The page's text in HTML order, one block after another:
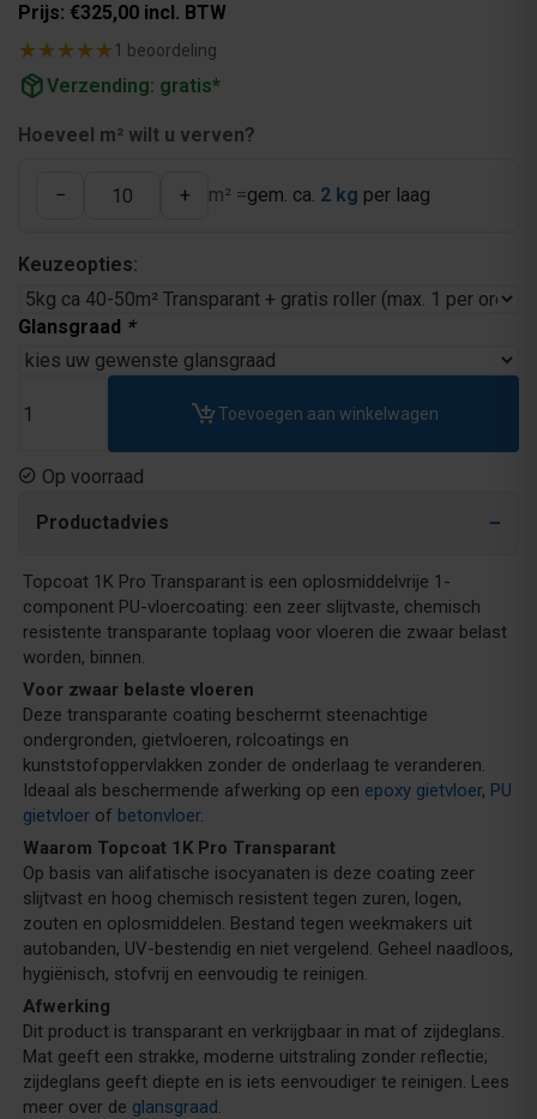
Prijs: €325,00 incl. BTW
★★★★★
★★★★★ 1 beoordeling
package_2Verzending: gratis*
Hoeveel m² wilt u verven?
− + m² =gem. ca. 2 kg per laag
Keuzeopties:
Glansgraad *
Toevoegen aan winkelwagen
Op voorraad
Productadvies
Topcoat 1K Pro Transparant is een oplosmiddelvrije 1-
component PU-vloercoating: een zeer slijtvaste, chemisch
resistente transparante toplaag voor vloeren die zwaar belast
worden, binnen.
Voor zwaar belaste vloeren
Deze transparante coating beschermt steenachtige
ondergronden, gietvloeren, rolcoatings en
kunststofoppervlakken zonder de onderlaag te veranderen.
Ideaal als beschermende afwerking op een epoxy gietvloer, PU
gietvloer of betonvloer.
Waarom Topcoat 1K Pro Transparant
Op basis van alifatische isocyanaten is deze coating zeer
slijtvast en hoog chemisch resistent tegen zuren, logen,
zouten en oplosmiddelen. Bestand tegen weekmakers uit
autobanden, UV-bestendig en niet vergelend. Geheel naadloos,
hygiënisch, stofvrij en eenvoudig te reinigen.
Afwerking
Dit product is transparant en verkrijgbaar in mat of zijdeglans.
Mat geeft een strakke, moderne uitstraling zonder reflectie;
zijdeglans geeft diepte en is iets eenvoudiger te reinigen. Lees
meer over de glansgraad.